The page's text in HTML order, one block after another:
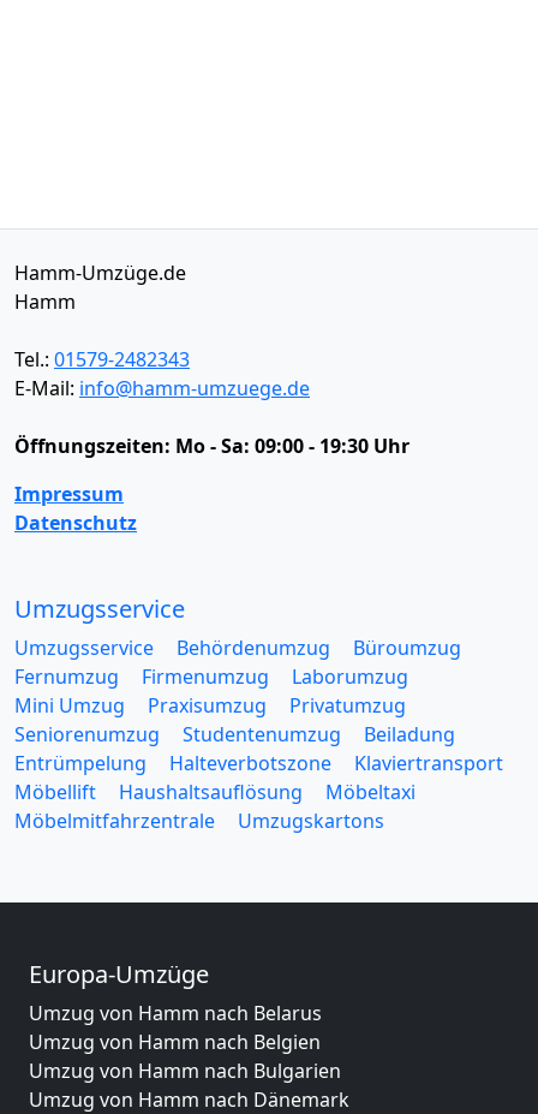
Hamm-Umzüge.de
Hamm
Tel.: 01579-2482343
E-Mail: info@hamm-umzuege.de
Öffnungszeiten: Mo - Sa: 09:00 - 19:30 Uhr
Impressum
Datenschutz
Umzugsservice
Umzugsservice Behördenumzug
Büroumzug
Fernumzug
Firmenumzug
Laborumzug
Mini Umzug
Praxisumzug
Privatumzug
Seniorenumzug
Studentenumzug
Beiladung
Entrümpelung
Halteverbotszone
Klaviertransport
Möbellift
Haushaltsauflösung
Möbeltaxi
Möbelmitfahrzentrale
Umzugskartons
Europa-Umzüge
Umzug von Hamm nach Belarus
Umzug von Hamm nach Belgien
Umzug von Hamm nach Bulgarien
Umzug von Hamm nach Dänemark